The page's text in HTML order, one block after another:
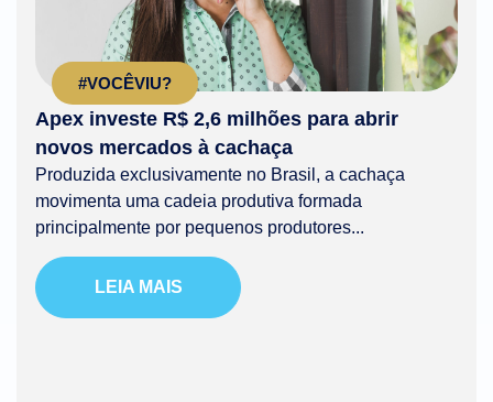
#VOCÊVIU?
Apex investe R$ 2,6 milhões para abrir
novos mercados à cachaça
Produzida exclusivamente no Brasil, a cachaça
movimenta uma cadeia produtiva formada
principalmente por pequenos produtores...
LEIA MAIS